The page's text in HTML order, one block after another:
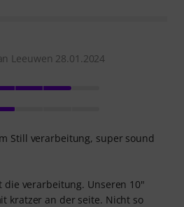
Leeuwen 28.01.2024
Still verarbeitung, super sound
die verarbeitung. Unseren 10"
kratzer an der seite. Nicht so